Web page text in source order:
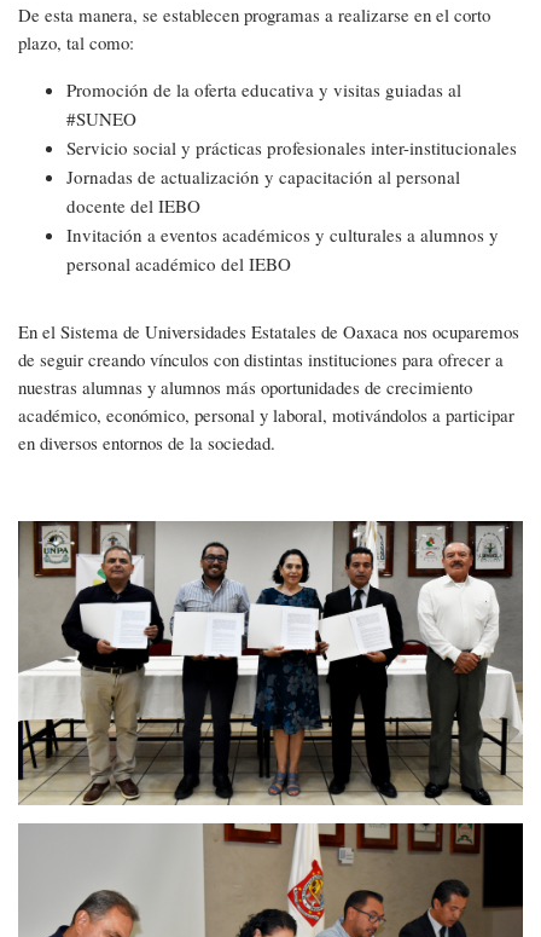
De esta manera, se establecen programas a realizarse en el corto
plazo, tal como:
Promoción de la oferta educativa y visitas guiadas al
#SUNEO
Servicio social y prácticas profesionales inter-institucionales
Jornadas de actualización y capacitación al personal
docente del IEBO
Invitación a eventos académicos y culturales a alumnos y
personal académico del IEBO
En el Sistema de Universidades Estatales de Oaxaca nos ocuparemos
de seguir creando vínculos con distintas instituciones para ofrecer a
nuestras alumnas y alumnos más oportunidades de crecimiento
académico, económico, personal y laboral, motivándolos a participar
en diversos entornos de la sociedad.